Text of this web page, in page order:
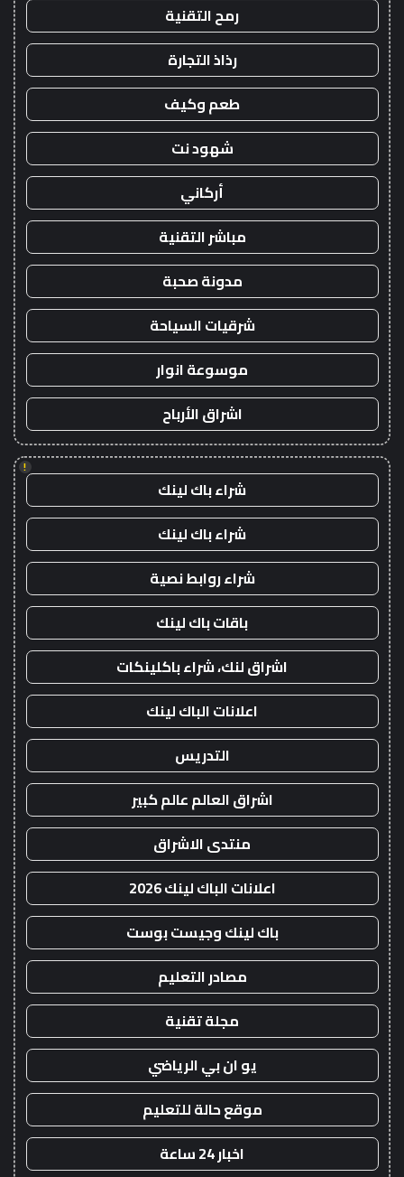
رمح التقنية
رذاذ التجارة
طعم وكيف
شهود نت
أركاني
مباشر التقنية
مدونة صحبة
شرقيات السياحة
موسوعة انوار
اشراق الأرباح
!
شراء باك لينك
شراء باك لينك
شراء روابط نصية
باقات باك لينك
اشراق لنك، شراء باكلينكات
اعلانات الباك لينك
التدريس
اشراق العالم عالم كبير
منتدى الاشراق
اعلانات الباك لينك 2026
باك لينك وجيست بوست
مصادر التعليم
مجلة تقنية
يو ان بي الرياضي
موقع حالة للتعليم
اخبار 24 ساعة